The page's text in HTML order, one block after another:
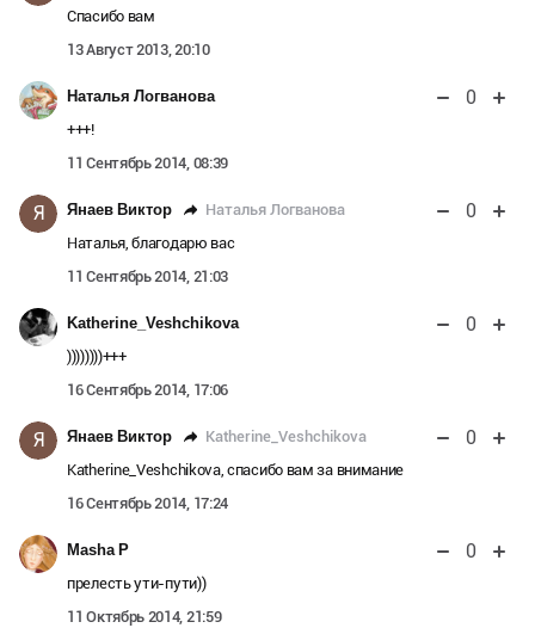
Спасибо вам
13 Август 2013, 20:10
Наталья Логванова 0
+++!
11 Сентябрь 2014, 08:39
Я Янаев Виктор Наталья Логванова 0
Наталья, благодарю вас
11 Сентябрь 2014, 21:03
Katherine_Veshchikova 0
))))))))+++
16 Сентябрь 2014, 17:06
Я Янаев Виктор Katherine_Veshchikova 0
Katherine_Veshchikova, спасибо вам за внимание
16 Сентябрь 2014, 17:24
Masha P 0
прелесть ути-пути))
11 Октябрь 2014, 21:59